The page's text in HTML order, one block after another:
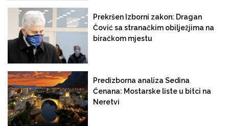
Prekršen Izborni zakon: Dragan
Čović sa stranačkim obilježjima na
biračkom mjestu
Predizborna analiza Sedina
Ćenana: Mostarske liste u bitci na
Neretvi